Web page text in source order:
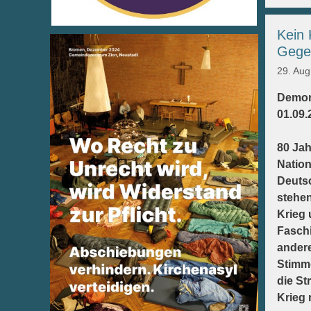
Kein
29.
80
Krieg
die
Krieg